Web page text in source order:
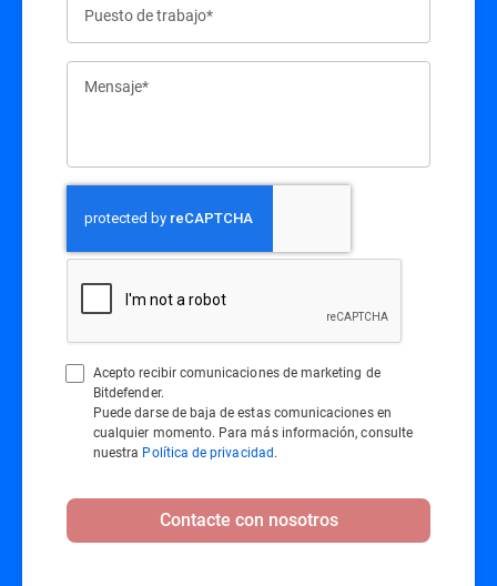
Puesto de trabajo*
Mensaje*
Acepto recibir comunicaciones de marketing de
Bitdefender.
Puede darse de baja de estas comunicaciones en
cualquier momento. Para más información, consulte
nuestra Política de privacidad.
Contacte con nosotros